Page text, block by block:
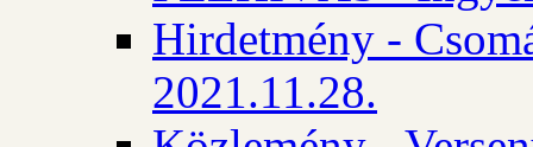
Hirdetmény -
2021.11.28.